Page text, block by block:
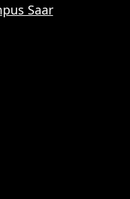
Saar